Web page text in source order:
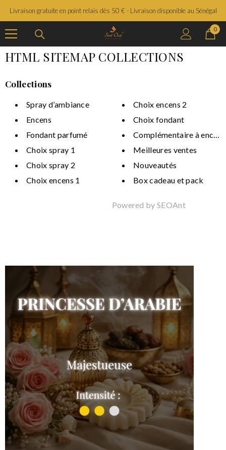
SAUTER LE CONTENU
Livraison gratuite en point relais dès 50 € - Livraison disponible au Sénégal
0
0
HTML SITEMAP COLLECTIONS
Collections
Spray d’ambiance
Encens
Fondant parfumé
Choix spray 1
Choix spray 2
Choix encens 1
Choix encens 2
Choix fondant
Complémentaire à encens
Meilleures ventes
Nouveautés
Box cadeau et pack
Powered bySEOAnt